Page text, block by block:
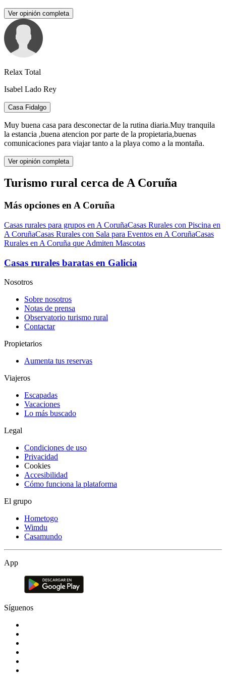
Ver opinión completa
Relax Total
Isabel Lado Rey
Casa Fidalgo
Muy buena casa para desconectar de la rutina diaria.Muy tranquila
la estancia ,buena atencion por parte de la propietaria,buenas
comunicaciones para viajar tanto a la playa como a la montaña.
Ver opinión completa
Turismo rural cerca de A Coruña
Más opciones en A Coruña
Casas rurales para grupos en A CoruñaCasas Rurales con Piscina en
A CoruñaCasas Rurales con Sala para Eventos en A CoruñaCasas
Rurales en A Coruña que Admiten Mascotas
Casas rurales baratas en Galicia
Nosotros
Sobre nosotros
Notas de prensa
Observatorio turismo rural
Contactar
Propietarios
Aumenta tus reservas
Viajeros
Escapadas
Vacaciones
Lo más buscado
Legal
Condiciones de uso
Privacidad
Cookies
Accesibilidad
Cómo funciona la plataforma
El grupo
Hometogo
Wimdu
Casamundo
App
Síguenos